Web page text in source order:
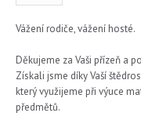
Vážení rodiče, vážení hosté.
Děkujeme za Vaši přízeň a
Získali jsme díky Vaší
který využijeme při výuce
předmětů.